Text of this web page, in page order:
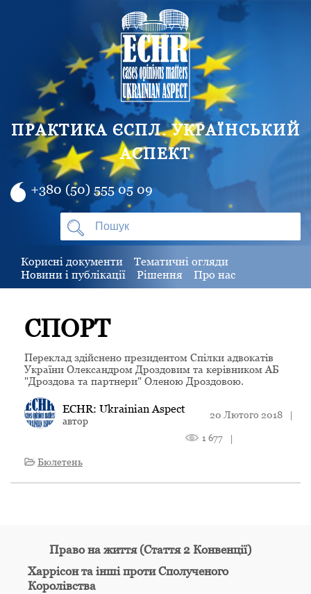
ПРАКТИКА ЄСПЛ. УКРАЇНСЬКИЙ
АСПЕКТ
+380 (50) 555 05 09
Корисні документи
Тематичні огляди
Новини і публікації
Рішення Про нас
СПОРТ
Переклад здійснено президентом Спілки адвокатів
України Олександром Дроздовим та керівником АБ
"Дроздова та партнери" Оленою Дроздовою.
ECHR: Ukrainian Aspect
автор
20 Лютого 2018 |
1 677
|
Бюлетень
Право на життя (Стаття 2 Конвенції)
Харрісон та інші проти Сполученого
Королівства